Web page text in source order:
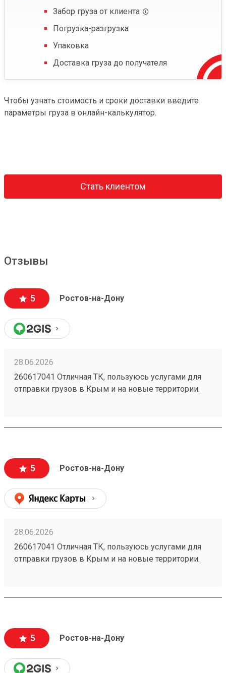
Забор груза от клиента
Погрузка-разгрузка
Упаковка
Доставка груза до получателя
Чтобы узнать стоимость и сроки доставки введите
параметры груза в онлайн-калькулятор.
Стать клиентом
Отзывы
5 Ростов-на-Дону
28.06.2026
260617041 Отличная ТК, пользуюсь услугами для
отправки грузов в Крым и на новые территории.
отправления считаются хрупкими, повреждения
5 Ростов-на-Дону
28.06.2026
260617041 Отличная ТК, пользуюсь услугами для
отправки грузов в Крым и на новые территории.
отправления считаются хрупкими, повреждения
5 Ростов-на-Дону